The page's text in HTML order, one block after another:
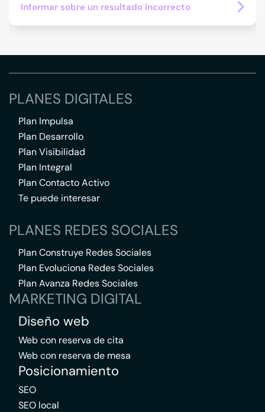
Informar sobre un resultado incorrecto
PLANES DIGITALES
Plan Impulsa
Plan Desarrollo
Plan Visibilidad
Plan Integral
Plan Contacto Activo
Te puede interesar
PLANES REDES SOCIALES
Plan Construye Redes Sociales
Plan Evoluciona Redes Sociales
Plan Avanza Redes Sociales
MARKETING DIGITAL
Diseño web
Web con reserva de cita
Web con reserva de mesa
Posicionamiento
SEO
SEO local